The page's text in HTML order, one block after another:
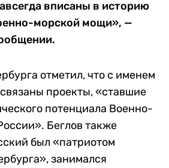
вписаны в историю
морской мощи», —
отметил, что с именем
проекты, «ставшие
потенциала Военно-
Беглов также
был «патриотом
занимался